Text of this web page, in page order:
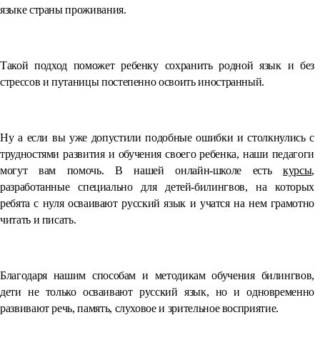
языке страны проживания.
Такой подход поможет ребенку сохранить родной язык и без
стрессов и путаницы постепенно освоить иностранный.
Ну а если вы уже допустили подобные ошибки и столкнулись с
трудностями развития и обучения своего ребенка, наши педагоги
могут вам помочь. В нашей онлайн-школе естькурсы,
разработанные специально для детей-билингвов, на которых
ребята с нуля осваивают русский язык и учатся на нем грамотно
читать и писать.
Благодаря нашим способам и методикам обучения билингвов,
дети не только осваивают русский язык, но и одновременно
развивают речь, память, слуховое и зрительное восприятие.